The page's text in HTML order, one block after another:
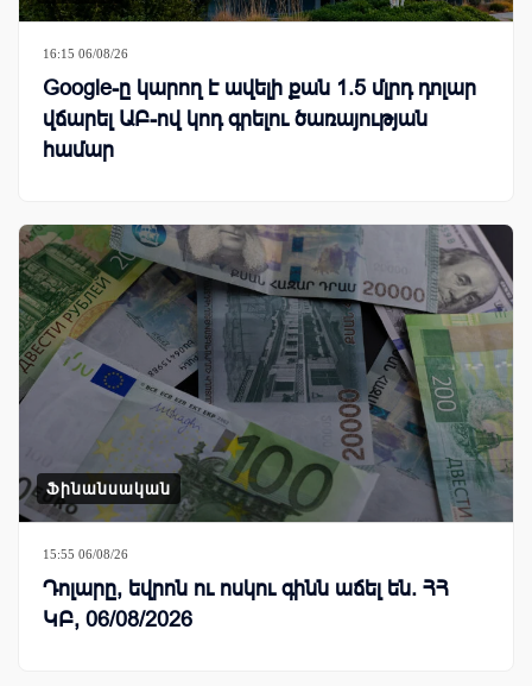
16:15 06/08/26
Google-ը կարող է ավելի քան 1.5 մլրդ դոլար
վճարել ԱԲ-ով կոդ գրելու ծառայության
համար
Ֆինանսական
15:55 06/08/26
Դոլարը, եվրոն ու ոսկու գինն աճել են. ՀՀ
ԿԲ, 06/08/2026